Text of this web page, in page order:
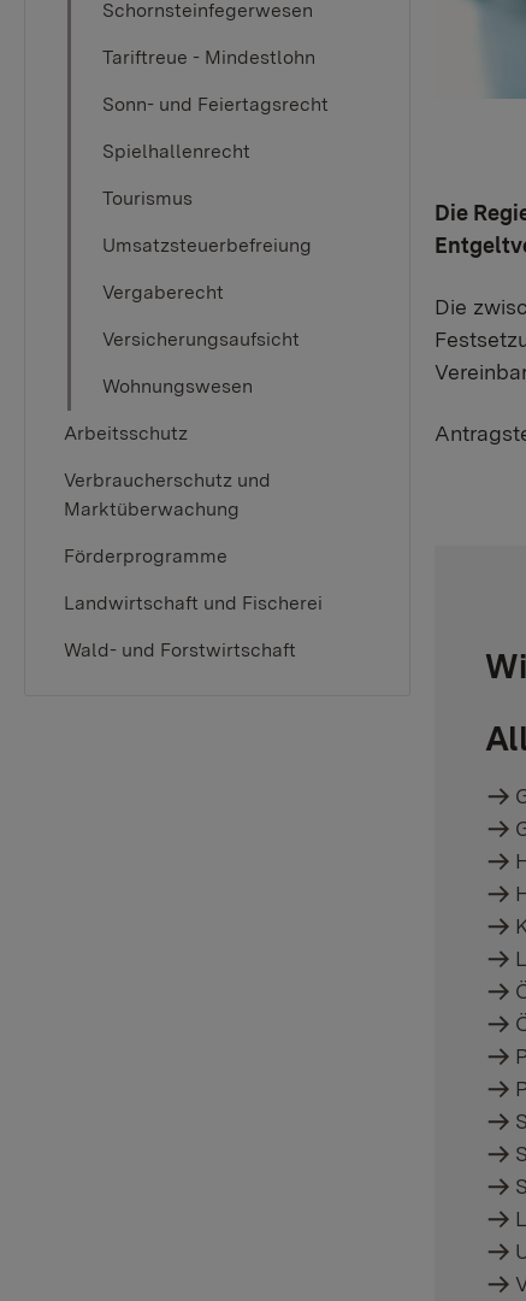
Schornsteinfegerwesen
Tariftreue - Mindestlohn
Sonn- und Feiertagsrecht
Spielhallenrecht
Tourismus
Umsatzsteuerbefreiung
Vergaberecht
Versicherungsaufsicht
Wohnungswesen
Arbeitsschutz
Verbraucherschutz und
Marktüberwachung
Förderprogramme
Landwirtschaft und Fischerei
Wald- und Forstwirtschaft
Die
Die